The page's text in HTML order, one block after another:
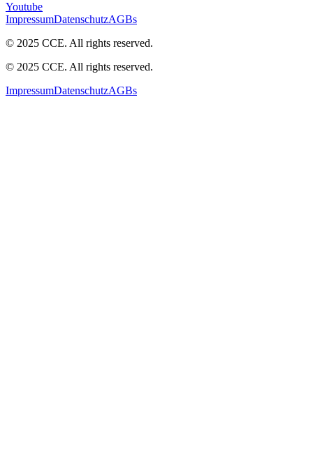
Youtube
ImpressumDatenschutzAGBs
© 2025 CCE. All rights reserved.
© 2025 CCE. All rights reserved.
ImpressumDatenschutzAGBs